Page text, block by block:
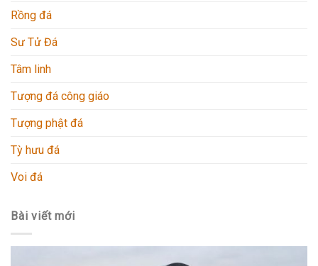
Rồng đá
Sư Tử Đá
Tâm linh
Tượng đá công giáo
Tượng phật đá
Tỳ hưu đá
Voi đá
Bài viết mới